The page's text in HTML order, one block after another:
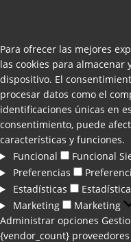
Para ofrecer las mejores
las cookies para
dispositivo. El
procesar datos como el
identificaciones únicas en
consentimiento, puede
características y funciones.
Funcional
Funcional
Preferencias
Estadísticas
Marketing
Marketing
Administrar opciones
{vendor_count} proveedores